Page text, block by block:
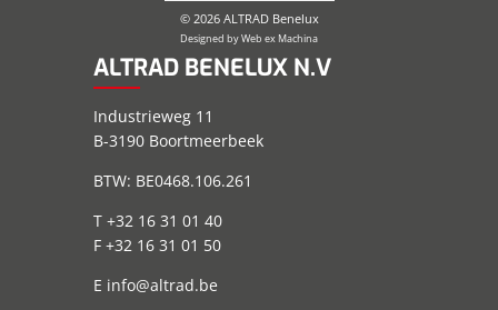
© 2026 ALTRAD Benelux
Designed byWeb ex Machina
ALTRAD BENELUX N.V
Industrieweg 11
B-3190 Boortmeerbeek
BTW: BE0468.106.261
T +32 16 31 01 40
F +32 16 31 01 50
E info@altrad.be